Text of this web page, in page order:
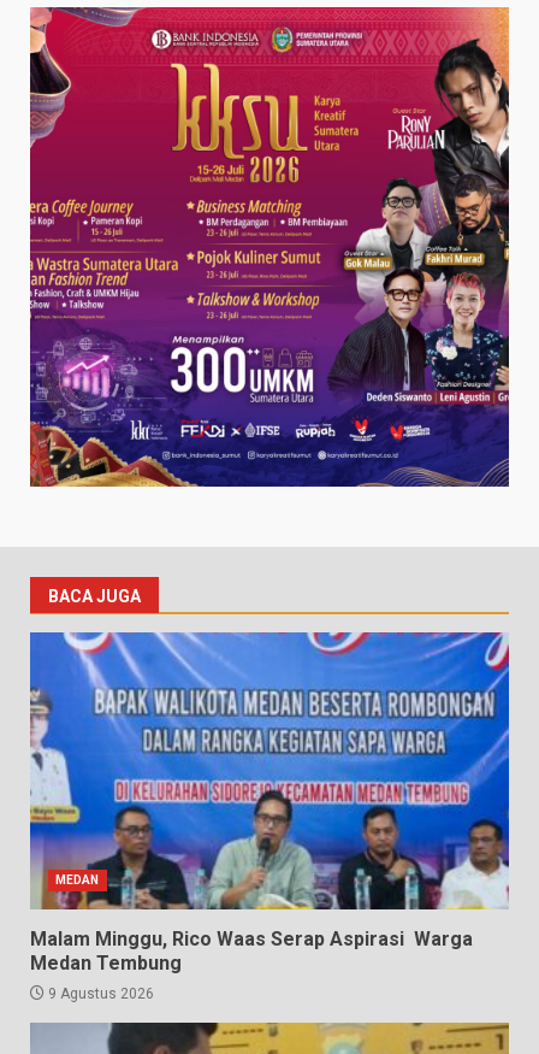
BACA JUGA
MEDAN
Malam Minggu, Rico Waas Serap Aspirasi Warga
Medan Tembung
9 Agustus 2026